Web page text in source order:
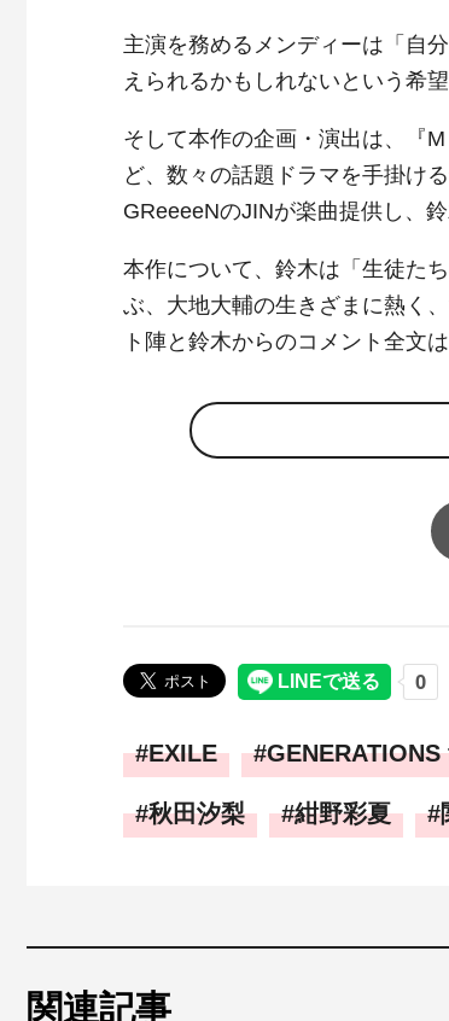
主演を務めるメンディーは「自
えられるかもしれないという希
そして本作の企画・演出は、『
ど、数々の話題ドラマを手掛け
GReeeeNのJINが楽曲提供し、
本作について、鈴木は「生徒た
ぶ、大地大輔の生きざまに熱く
ト陣と鈴木からのコメント全文
EXILE
秋田汐梨 紺野彩夏
関連記事